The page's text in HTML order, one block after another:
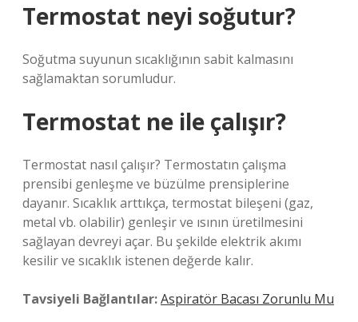
Termostat neyi soğutur?
Soğutma suyunun sıcaklığının sabit kalmasını
sağlamaktan sorumludur.
Termostat ne ile çalışır?
Termostat nasıl çalışır? Termostatın çalışma
prensibi genleşme ve büzülme prensiplerine
dayanır. Sıcaklık arttıkça, termostat bileşeni (gaz,
metal vb. olabilir) genleşir ve ısının üretilmesini
sağlayan devreyi açar. Bu şekilde elektrik akımı
kesilir ve sıcaklık istenen değerde kalır.
Tavsiyeli Bağlantılar:Aspiratör Bacası Zorunlu Mu